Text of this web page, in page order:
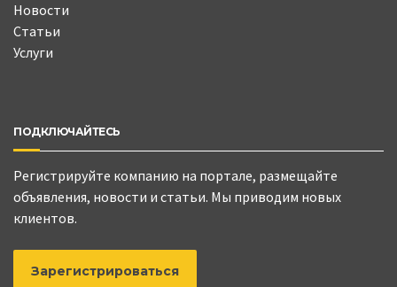
Новости
Статьи
Услуги
ПОДКЛЮЧАЙТЕСЬ
Регистрируйте компанию на портале, размещайте
объявления, новости и статьи. Мы приводим новых
клиентов.
Зарегистрироваться